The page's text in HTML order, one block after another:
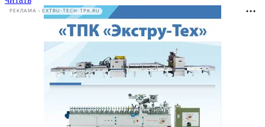
РЕКЛАМА • EXTRU-TECH-TPK.RU